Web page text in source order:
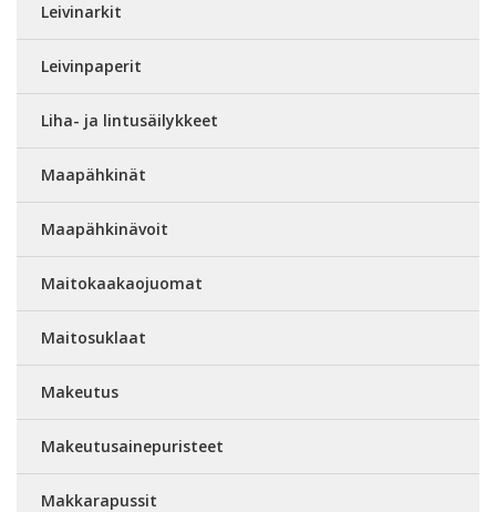
Leivinarkit
Leivinpaperit
Liha- ja lintusäilykkeet
Maapähkinät
Maapähkinävoit
Maitokaakaojuomat
Maitosuklaat
Makeutus
Makeutusainepuristeet
Makkarapussit